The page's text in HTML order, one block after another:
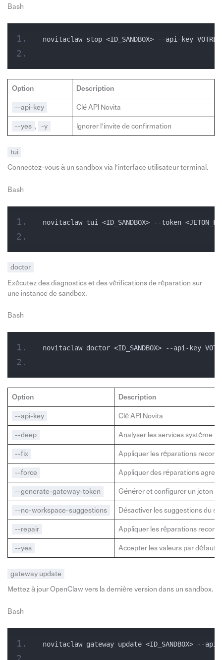
Bash
novitaclaw stop <ID_SANDBOX> --api-key
Option Description
--api-key Clé API Novita
--yes , -y Ignorer l’invite de confirmation
tui
Connectez-vous à un sandbox via l’interface utilisateur terminal.
Bash
novitaclaw tui <ID_SANDBOX> --token
doctor
Exécutez des diagnostics et des vérifications de réparation sur
une instance de sandbox.
Bash
novitaclaw doctor <ID_SANDBOX> --api-key
Option Description
--api-key Clé API Novita
--deep Analyser les services système
--fix Appliquer les réparations
--force Appliquer des réparations
--generate-gateway-token Générer et configurer un jeton
--no-workspace-suggestions Désactiver les suggestions du
--repair Appliquer les réparations
--yes Accepter les valeurs par défaut
gateway update
Mettez à jour OpenClaw vers la dernière version dans un sandbox.
Bash
novitaclaw gateway update <ID_SANDBOX> --api-